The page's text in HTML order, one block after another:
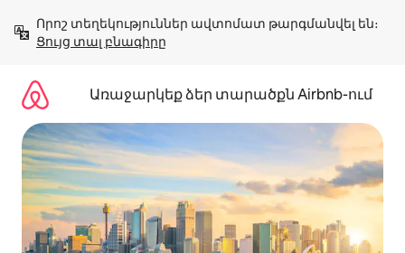
բովանդակությանը
Ցույց տալ բնագիրը
Առաջարկեք ձեր տարածքն Airbnb-ում